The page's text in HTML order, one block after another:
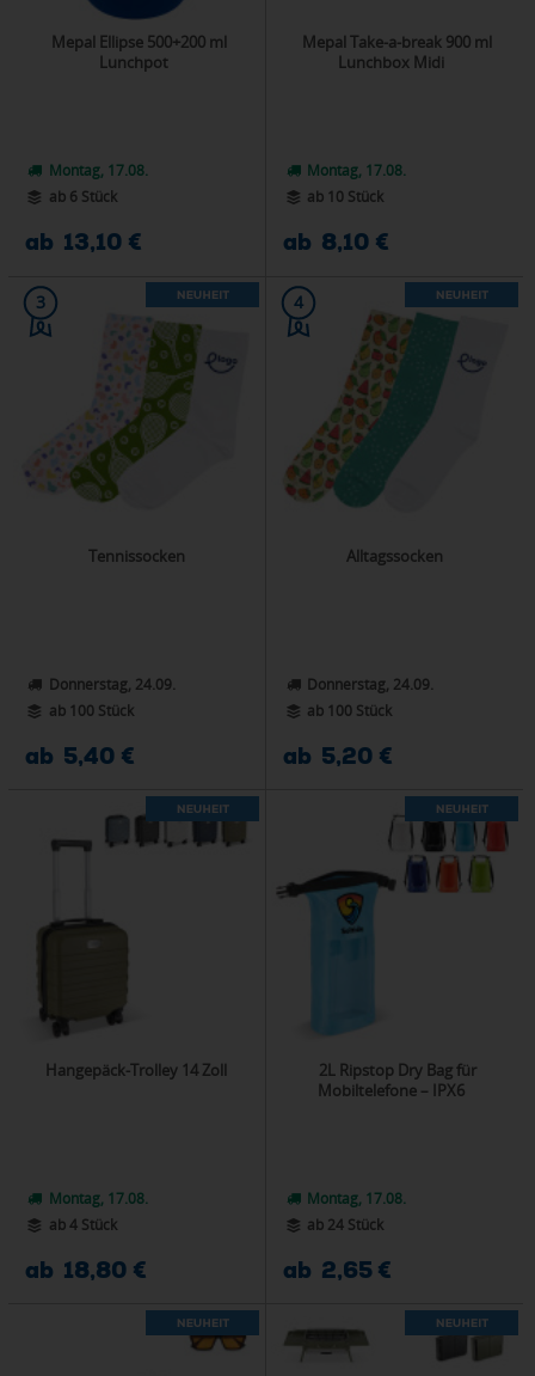
Mepal Ellipse 500+200 ml
Lunchpot
Montag, 17.08.
ab 6 Stück
ab 13,10 €
Mepal Take-a-break 900 ml
Lunchbox Midi
Montag, 17.08.
ab 10 Stück
ab 8,10 €
3
Tennissocken
Donnerstag, 24.09.
ab 100 Stück
ab 5,40 €
4
Alltagssocken
Donnerstag, 24.09.
ab 100 Stück
ab 5,20 €
Hangepäck-Trolley 14 Zoll
Montag, 17.08.
ab 4 Stück
ab 18,80 €
2L Ripstop Dry Bag für
Mobiltelefone – IPX6
Montag, 17.08.
ab 24 Stück
ab 2,65 €